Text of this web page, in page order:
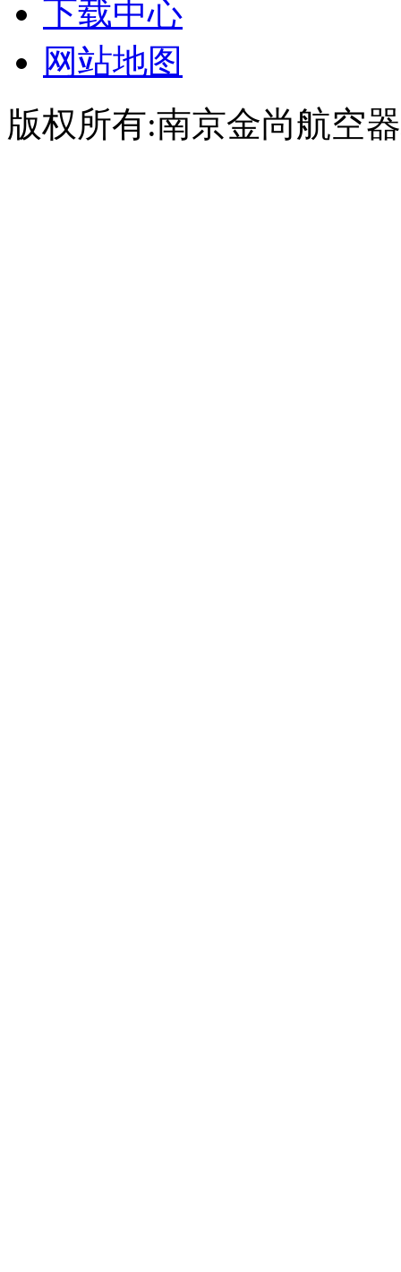
下载中心
网站地图
版权所有:南京金尚航空